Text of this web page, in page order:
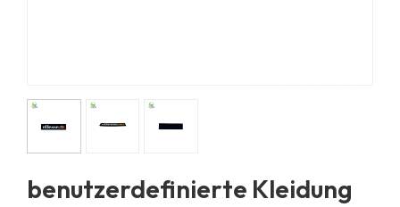
benutzerdefinierte Kleidung